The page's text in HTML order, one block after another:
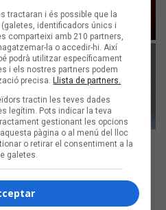
tractaran i és possible que la
identificadors únics i
comparteixi amb 210 partners,
la o accedir-hi. Així
podrà utilitzar específicament
i els nostres partners podem
precisa. Llista de partners.
tractin les teves dades
legítim. Pots indicar la teva
gestionant les opcions
pàgina o al menú del lloc
o retirar el consentiment a la
galetes.